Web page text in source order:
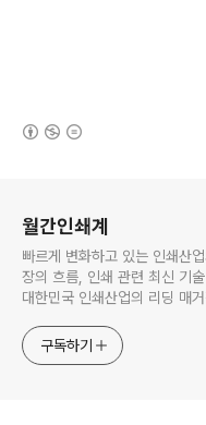
월간인쇄계
빠르게 변화하고 있는 인쇄산
장의 흐름, 인쇄 관련 최신 기
대한민국 인쇄산업의 리딩 매
구독하기